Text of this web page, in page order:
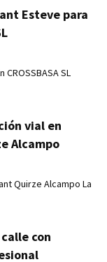
Esteve para
SL
vial en
Alcampo
Quirze Alcampo La
calle con